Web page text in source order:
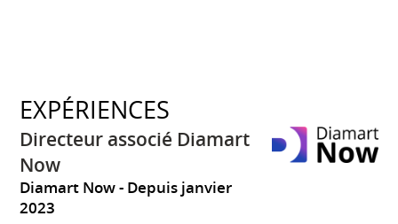
EXPÉRIENCES
Directeur associé Diamart
Now
Diamart Now
Depuis janvier
2023